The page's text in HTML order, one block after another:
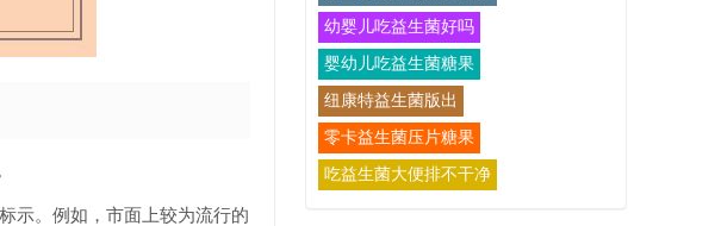
示。例如，市面上较为流行的
幼婴儿吃益生菌好吗
婴幼儿吃益生菌糖果
纽康特益生菌版出
零卡益生菌压片糖果
吃益生菌大便排不干净